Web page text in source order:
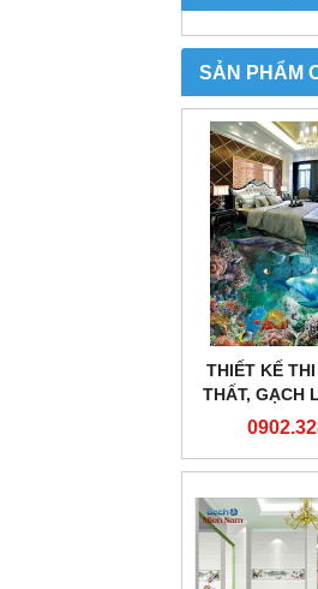
SẢN PHẨM
THIẾT KẾ
THẤT, GẠCH
ANH BÌNH